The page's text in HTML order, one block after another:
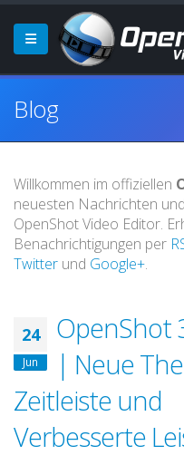
Blog
Willkommen im offiziellen
neuesten Nachrichten
OpenShot Video Editor.
Benachrichtigungen per
Twitter und Google+.
24
Jun
OpenShot
| Neue
Zeitleiste und
Verbesserte